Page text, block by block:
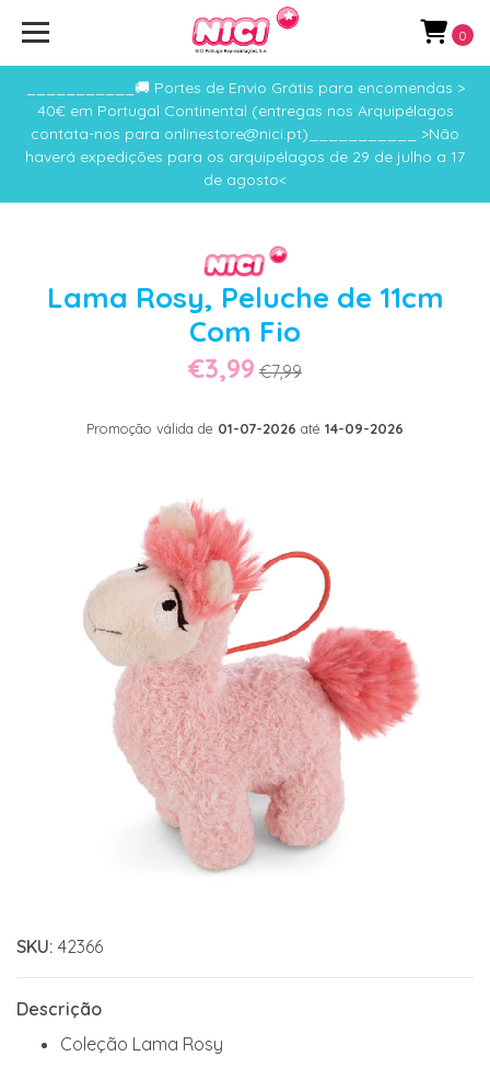
___________🚚 Portes de Envio Grátis para encomendas >
40€ em Portugal Continental (entregas nos Arquipélagos
contata-nos para onlinestore@nici.pt)___________ >Não
haverá expedições para os arquipélagos de 29 de julho a 17
de agosto<
0
Lama Rosy, Peluche de 11cm
Com Fio
€3,99 €7,99
Promoção válida de 01-07-2026 até 14-09-2026
SKU: 42366
Descrição
Coleção Lama Rosy